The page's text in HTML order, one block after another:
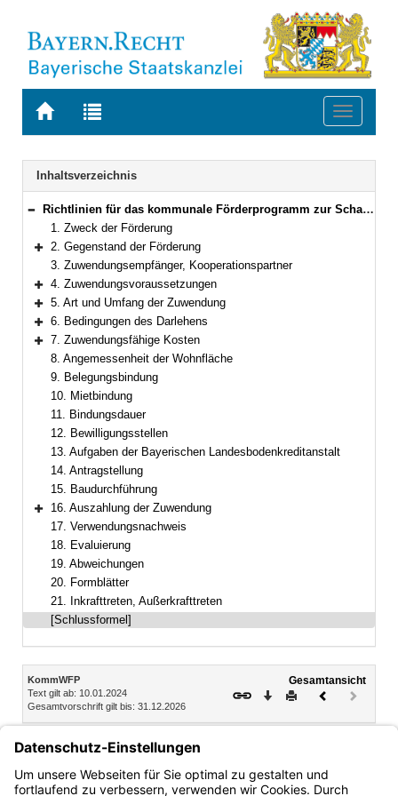
Zur
BAYERN.RECHT
Zur
letzten
Suche
Toggle
Navigation
Inhaltsverzeichnis
Bereich reduzieren
Richtlinien für das kommunale Förderprogramm zur Schaffung von Mietwohnraum in Bayern
1. Zweck der Förderung
Bereich erweitern
2. Gegenstand der Förderung
3. Zuwendungsempfänger, Kooperationspartner
Bereich erweitern
4. Zuwendungsvoraussetzungen
Bereich erweitern
5. Art und Umfang der Zuwendung
Bereich erweitern
6. Bedingungen des Darlehens
Bereich erweitern
7. Zuwendungsfähige Kosten
8. Angemessenheit der Wohnfläche
9. Belegungsbindung
10. Mietbindung
11. Bindungsdauer
12. Bewilligungsstellen
13. Aufgaben der Bayerischen Landesbodenkreditanstalt
14. Antragstellung
15. Baudurchführung
Bereich erweitern
16. Auszahlung der Zuwendung
17. Verwendungsnachweis
18. Evaluierung
19. Abweichungen
20. Formblätter
21. Inkrafttreten, Außerkrafttreten
[Schlussformel]
Inhalt
KommWFP
Text gilt ab: 10.01.2024
Gesamtvorschrift gilt bis: 31.12.2026
Gesamtansicht
Download
DruckenVorheriges
(inaktiv)
Helmut Schütz